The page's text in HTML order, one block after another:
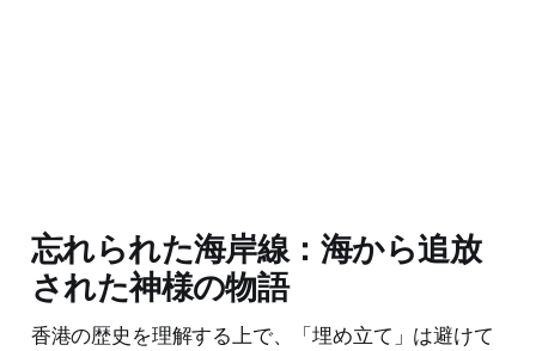
忘れられた海岸線：海から追放
された神様の物語
香港の歴史を理解する上で、「埋め立て」は避けて